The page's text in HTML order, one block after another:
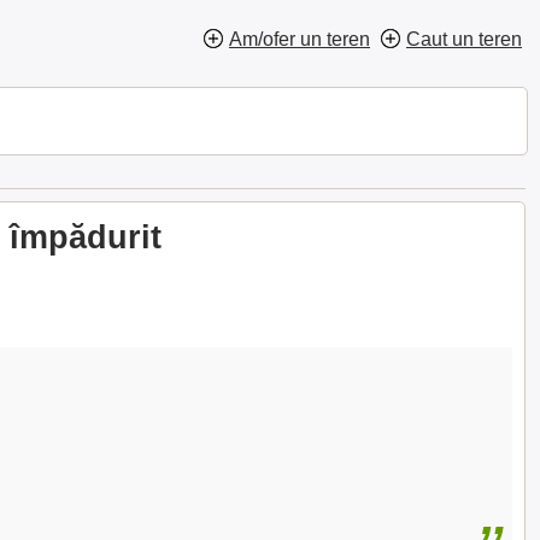
Am/ofer un teren Caut un teren
împădurit